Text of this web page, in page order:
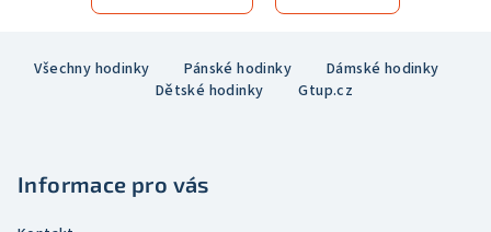
Všechny hodinky Pánské hodinky
Dámské hodinky
Dětské hodinky
Gtup.cz
Informace pro vás